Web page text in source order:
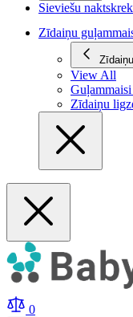
Sieviešu
Zīdaiņu
View All
Zīdaiņu
0